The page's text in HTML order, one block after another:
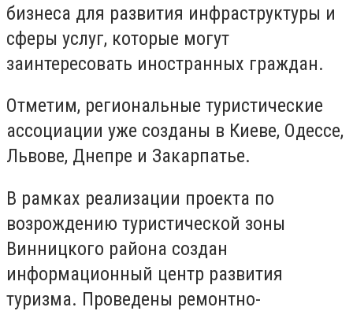
бизнеса для развития инфраструктуры и
сферы услуг, которые могут
заинтересовать иностранных граждан.
Отметим, региональные туристические
ассоциации уже созданы в Киеве, Одессе,
Львове, Днепре и Закарпатье.
В рамках реализации проекта по
возрождению туристической зоны
Винницкого района создан
информационный центр развития
туризма. Проведены ремонтно-